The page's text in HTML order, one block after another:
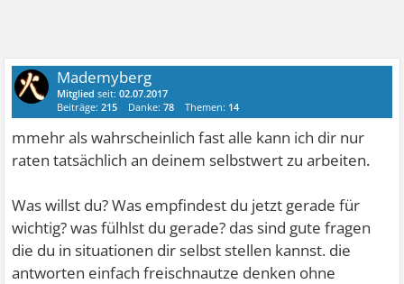
Mademyberg
Mitglied seit:02.07.2017
Beiträge:215 Danke:78 Themen: 14
mmehr als wahrscheinlich fast alle kann ich dir nur
raten tatsächlich an deinem selbstwert zu arbeiten.
Was willst du? Was empfindest du jetzt gerade für
wichtig? was fülhlst du gerade? das sind gute fragen
die du in situationen dir selbst stellen kannst. die
antworten einfach freischnautze denken ohne